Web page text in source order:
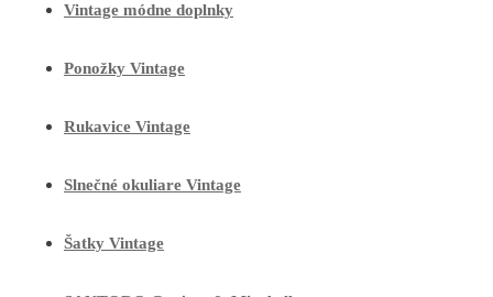
Vintage módne doplnky
Ponožky Vintage
Rukavice Vintage
Slnečné okuliare Vintage
Šatky Vintage